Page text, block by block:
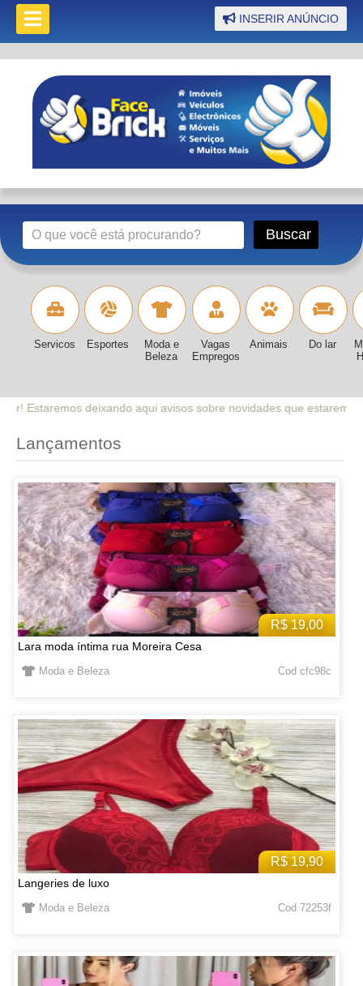
INSERIR ANÚNCIO
Servicos Esportes
Moda e
Beleza
Vagas
Empregos
Animais Do lar
avisos sobre novidades que estaremos lançando no site. Fique
Lançamentos
R$ 19,00
Lara moda íntima rua Moreira Cesa
Moda e Beleza Cod cfc98c
R$ 19,90
Langeries de luxo
Moda e Beleza Cod 72253f